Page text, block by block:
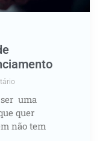
uma
quer
não tem